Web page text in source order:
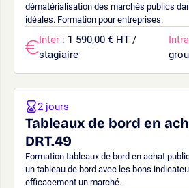
dématérialisation des marchés publics
idéales. Formation pour entreprises.
Inter : 1 590,00 € HT /
stagiaire
Intra
Tableaux de bord en
DRT.49
Formation tableaux de bord en achat
un tableau de bord avec les bons
efficacement un marché.
2 jours